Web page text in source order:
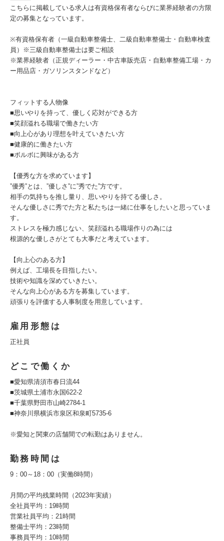
こちらに掲載している求人は有資格保有者ならびに業界経験者の方限
定の募集となっています。
※有資格保有者（一級自動車整備士、二級自動車整備士・自動車検査
員）※三級自動車整備士は要ご相談
※業界経験者（正規ディーラー・中古車販売店・自動車整備工場・カ
ー用品店・ガソリンスタンドなど）
フィットする人物像
■思いやりを持って、優しく応対ができる方
■笑顔溢れる職場で働きたい方
■向上心があり理想を叶えていきたい方
■健康的に働きたい方
■ボルボに興味がある方
【優秀な方を求めています】
”優秀”とは、”優しさ”に”秀でた”方です。
相手の気持ちを推し量り、思いやりを持てる優しさ。
そんな優しさに秀でた方と私たちは一緒に仕事をしたいと思っていま
す。
ストレスを極力感じない、笑顔溢れる職場作りの為には
根源的な優しさがとても大事だと考えています。
【向上心のある方】
例えば、工場長を目指したい。
技術や知識を深めていきたい。
そんな向上心がある方を募集しています。
頑張りを評価する人事制度を用意しています。
雇用形態は
正社員
どこで働くか
■愛知県清須市春日流44
■茨城県土浦市永国622-2
■千葉県野田市山崎2784-1
■神奈川県横浜市泉区和泉町5735-6
※愛知と関東の店舗間での転勤はありません。
勤務時間は
9：00～18：00（実働8時間）
月間の平均残業時間（2023年実績）
全社員平均：19時間
営業社員平均：21時間
整備士平均：23時間
事務員平均：10時間